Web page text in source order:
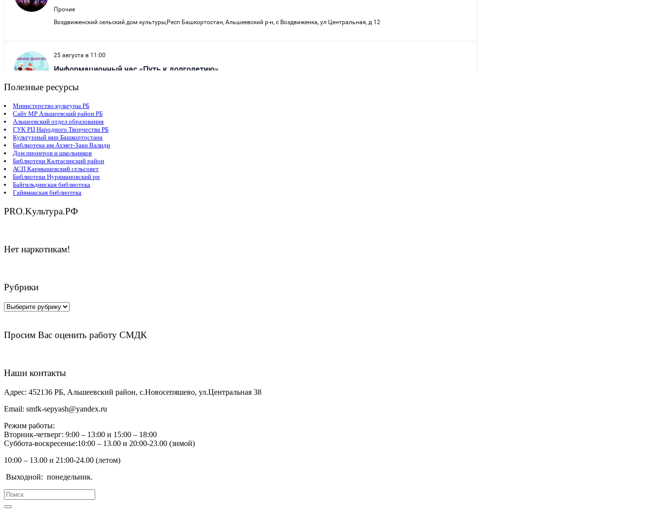
Полезные ресурсы
Министерство культуры РБ
Сайт МР Альшеевский район РБ
Альшеевский отдел образования
ГУК РЦ Народного Творчества РБ
Культурный мир Башкортостана
Библиотека им Ахмет-Заки Валиди
Дом пионеров и школьников
Библиотеки Калтасинский район
АСП Кармышевский сельсовет
Библиотеки Нуримановский рн
Байгильдинская библиотека
Гайямакская библиотека
PRO.Kультура.РФ
Нет наркотикам!
Рубрики
Рубрики
Просим Вас оценить работу СМДК
Наши контакты
Адрес: 452136 РБ, Альшеевский район, с.Новосепяшево, ул.Центральная 38
Email: smfk-sepyash@yandex.ru
Режим работы:
Вторник-четверг: 9:00 – 13:00 и 15:00 – 18:00
Суббота-воскресенье:10:00 – 13.00 и 20:00-23.00 (зимой)
10:00 – 13.00 и 21:00-24.00 (летом)
Выходной: понедельник.
Search
for: